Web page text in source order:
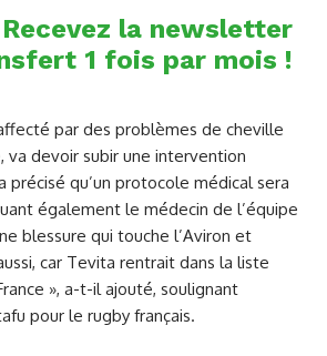
la newsletter
1 fois par mois !
par des problèmes de cheville
va devoir subir une intervention
précisé qu’un protocole médical sera
également le médecin de l’équipe
blessure qui touche l’Aviron et
car Tevita rentrait dans la liste
», a-t-il ajouté, soulignant
pour le rugby français.